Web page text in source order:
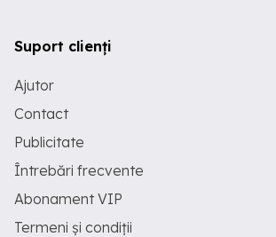
Suport clienți
Ajutor
Contact
Publicitate
Întrebări frecvente
Abonament VIP
Termeni și condiții